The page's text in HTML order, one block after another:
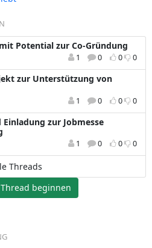
Potential zur Co-Gründung
1 0 0 0
zur Unterstützung von
1 0 0 0
zur Jobmesse
1 0 0 0
Threads
beginnen